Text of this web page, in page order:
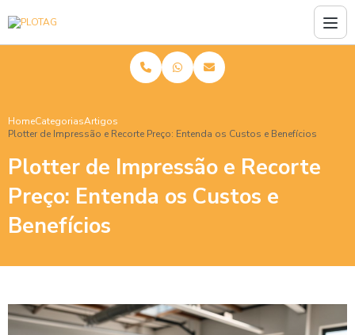
HomeCategoriasArtigos
Plotter de Impressão e Recorte Preço: Entenda os Custos e Benefícios
Plotter de Impressão e Recorte
Preço: Entenda os Custos e
Benefícios